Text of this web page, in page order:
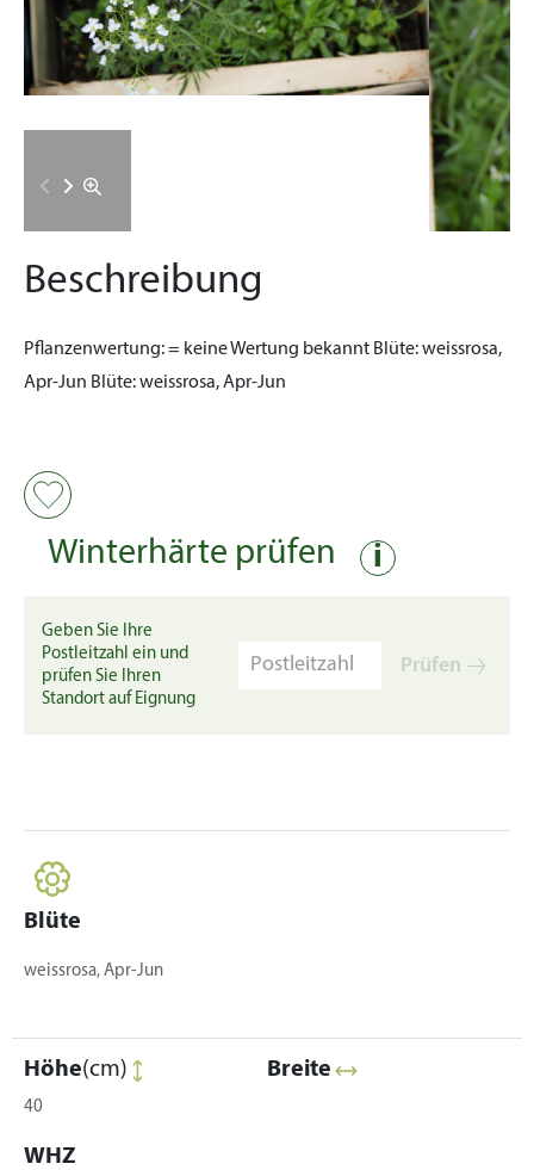
Beschreibung
Pflanzenwertung:= keine Wertung bekannt Blüte:weissrosa,
Apr-Jun Blüte:weissrosa, Apr-Jun
Winterhärte prüfen i
Geben Sie Ihre
Postleitzahl ein und
prüfen Sie Ihren
Standort auf Eignung
Prüfen
Blüte
weissrosa, Apr-Jun
Höhe(cm)
40
Breite
WHZ